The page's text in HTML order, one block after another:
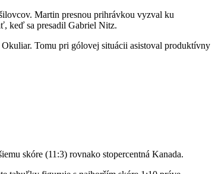
Martin presnou prihrávkou vyzval ku
keď sa presadil Gabriel Nitz.
Tomu pri gólovej situácii asistoval produktívny
skóre (11:3) rovnako stopercentná Kanada.